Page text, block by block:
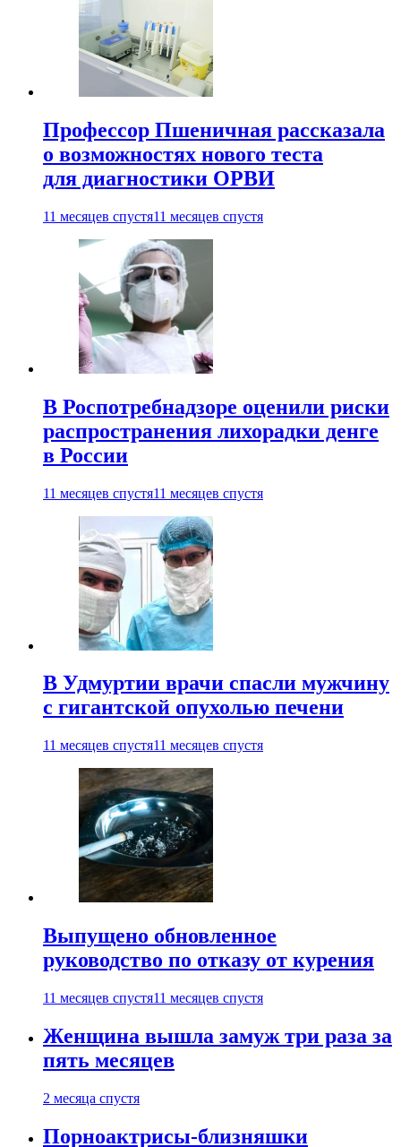
Профессор Пшеничная рассказала
о возможностях нового теста
для диагностики ОРВИ
11 месяцев спустя11 месяцев спустя
В Роспотребнадзоре оценили риски
распространения лихорадки денге
в России
11 месяцев спустя11 месяцев спустя
В Удмуртии врачи спасли мужчину
с гигантской опухолью печени
11 месяцев спустя11 месяцев спустя
Выпущено обновленное
руководство по отказу от курения
11 месяцев спустя11 месяцев спустя
Женщина вышла замуж три раза за
пять месяцев
2 месяца спустя
Порноактрисы-близняшки